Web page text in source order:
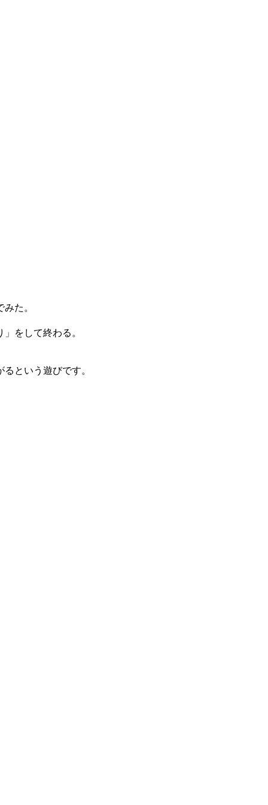
た。
をして終わる。
という遊びです。